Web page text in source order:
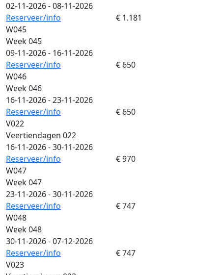
02-11-2026 - 08-11-2026
Reserveer/info
€ 1.181
W045
Week 045
09-11-2026 - 16-11-2026
Reserveer/info
€ 650
W046
Week 046
16-11-2026 - 23-11-2026
Reserveer/info
€ 650
V022
Veertiendagen 022
16-11-2026 - 30-11-2026
Reserveer/info
€ 970
W047
Week 047
23-11-2026 - 30-11-2026
Reserveer/info
€ 747
W048
Week 048
30-11-2026 - 07-12-2026
Reserveer/info
€ 747
V023